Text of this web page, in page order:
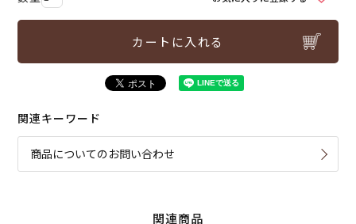
カートに入れる
関連キーワード
商品についてのお問い合わせ
関連商品